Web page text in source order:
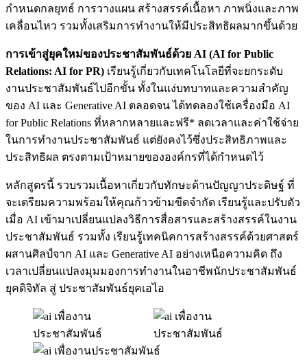
กำหนดกลยุทธ์ การวางแผน สร้างสรรค์เนื้อหา ภาพนิ่งและภาพ
เคลื่อนไหว รวมทั้งเสริมการทำงานให้มีประสิทธิผลมากขึ้นด้วย
การเข้าสู่ยุคใหม่ของประชาสัมพันธ์ด้วย AI (AI for Public
Relations: AI for PR) เรียนรู้เกี่ยวกับเทคโนโลยีที่จะยกระดับ
งานประชาสัมพันธ์ไปอีกขั้น ทั้งในแง่บทบาทและความสำคัญ
ของ AI และ Generative AI ตลอดจน ได้ทดลองใช้เครื่องมือ AI
for Public Relations ที่หลากหลายและฟรี* ลดเวลาและค่าใช้จ่าย
ในการทำงานประชาสัมพันธ์ แต่ยังคงไว้ซึ่งประสิทธิภาพและ
ประสิทธิผล ตรงตามเป้าหมายขององค์กรที่ได้กำหนดไว้
หลักสูตรนี้ รวบรวมเนื้อหาเกี่ยวกับทักษะด้านปัญญาประดิษฐ์ ที่
จะเตรียมความพร้อมให้คุณก้าวข้ามขีดจำกัด เรียนรู้และปรับตัว
เมื่อ AI เข้ามาเปลี่ยนแปลงวิธีการสื่อสารและสร้างสรรค์ในงาน
ประชาสัมพันธ์ รวมทั้ง เรียนรู้เทคนิคการสร้างสรรค์ด้วยศาสตร์
ผสานศิลป์จาก AI และ Generative AI อย่างเหนือความคิด ถึง
เวลาเปลี่ยนแปลงมุมมองการทำงานในอาชีพนักประชาสัมพันธ์
ยุคดิจิทัล สู่ ประชาสัมพันธ์ยุคเอไอ